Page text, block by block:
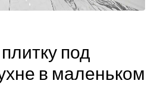
под
в маленьком